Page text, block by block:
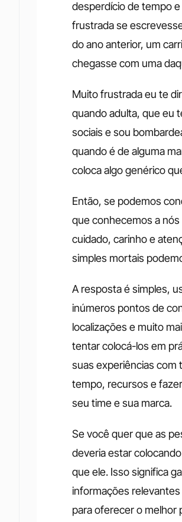
desperdício de tempo
frustrada se
do ano anterior, um
chegasse com uma
Muito frustrada eu te
quando adulta, que eu
sociais e sou
quando é de alguma
coloca algo genérico
Então, se podemos
que conhecemos a
cuidado, carinho e
simples mortais
A resposta é simples,
inúmeros pontos de
localizações e muito
tentar colocá-los em
suas experiências com
tempo, recursos e
seu time e sua marca.
Se você quer que as
deveria estar
que ele. Isso significa
informações
para oferecer o melhor